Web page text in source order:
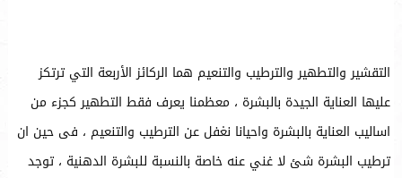
التقشير والتطهير والترطيب والتنعيم هما الركائز الأربعة التي ترتكز
عليها العناية الجيدة بالبشرة ، معظمنا يعرف فقط التطهير كجزء من
اساليب العناية بالبشرة واحيانا نغفل عن الترطيب والتنعيم ، فى حين ان
ترطيب البشرة شئ لا غني عنه خاصة بالنسبة للبشرة الدهنية ، توجد